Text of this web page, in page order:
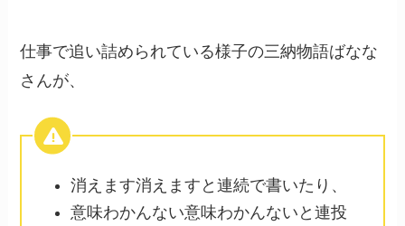
仕事で追い詰められている様子の三納物語ばなな
さんが、
消えます消えますと連続で書いたり、
意味わかんない意味わかんないと連投